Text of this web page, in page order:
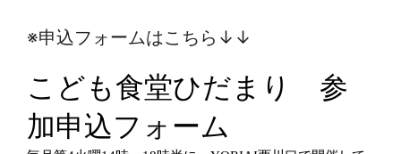
※申込フォームはこちら↓↓